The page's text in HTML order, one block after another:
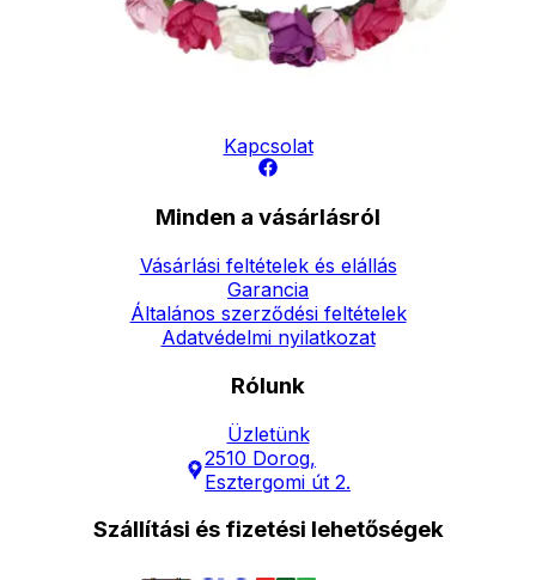
Elérhetőség
Kapcsolat
Minden a vásárlásról
Vásárlási feltételek és elállás
Garancia
Általános szerződési feltételek
Adatvédelmi nyilatkozat
Rólunk
Üzletünk
2510 Dorog,
Esztergomi út 2.
Szállítási és fizetési lehetőségek